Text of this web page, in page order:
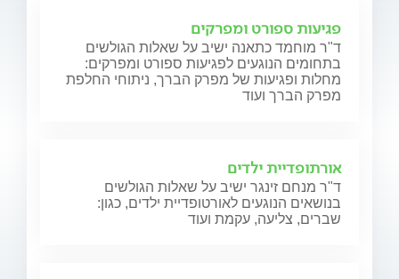
פגיעות ספורט ומפרקים
ד"ר מוחמד כתאנה ישיב על שאלות הגולשים
בתחומים הנוגעים לפגיעות ספורט ומפרקים:
מחלות ופגיעות של מפרק הברך, ניתוחי החלפת
מפרק הברך ועוד
אורתופדיית ילדים
ד"ר מנחם זינגר ישיב על שאלות הגולשים
בנושאים הנוגעים לאורטופדיית ילדים, כגון:
שברים, צליעה, עקמת ועוד